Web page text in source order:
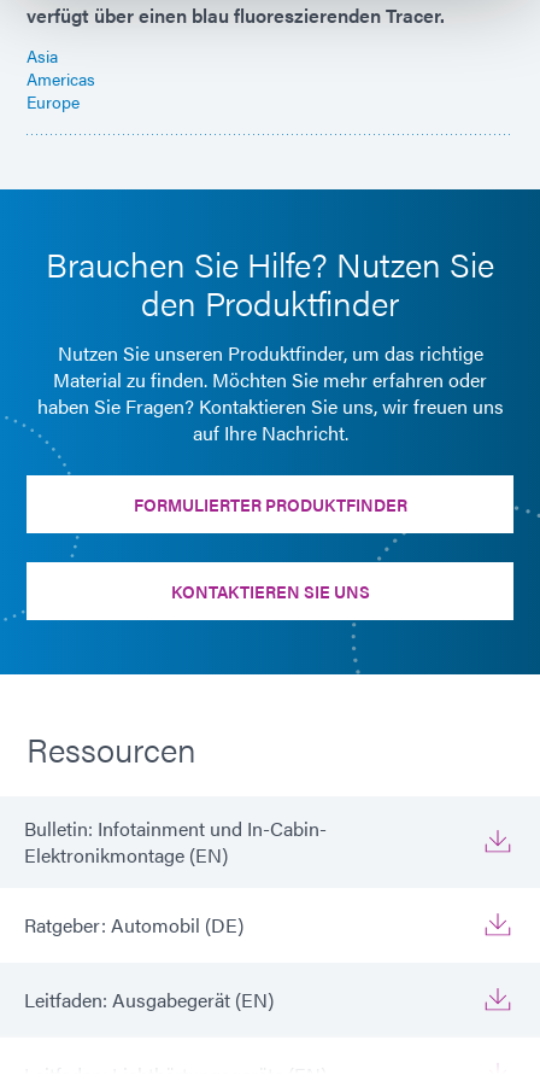
verfügt über einen blau fluoreszierenden Tracer.
Asia
Americas
Europe
Brauchen Sie Hilfe? Nutzen Sie
den Produktfinder
Nutzen Sie unseren Produktfinder, um das richtige
Material zu finden. Möchten Sie mehr erfahren oder
haben Sie Fragen? Kontaktieren Sie uns, wir freuen uns
auf Ihre Nachricht.
FORMULIERTER PRODUKTFINDER
KONTAKTIEREN SIE UNS
Ressourcen
Bulletin: Infotainment und In-Cabin-
Elektronikmontage (EN)
Ratgeber: Automobil (DE)
Leitfaden: Ausgabegerät (EN)